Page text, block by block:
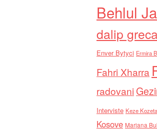
Behlul
dalip
Enver Bytyci Ermira
Fahri Xharra
radovani
Interviste Keze
Kosove Marjana